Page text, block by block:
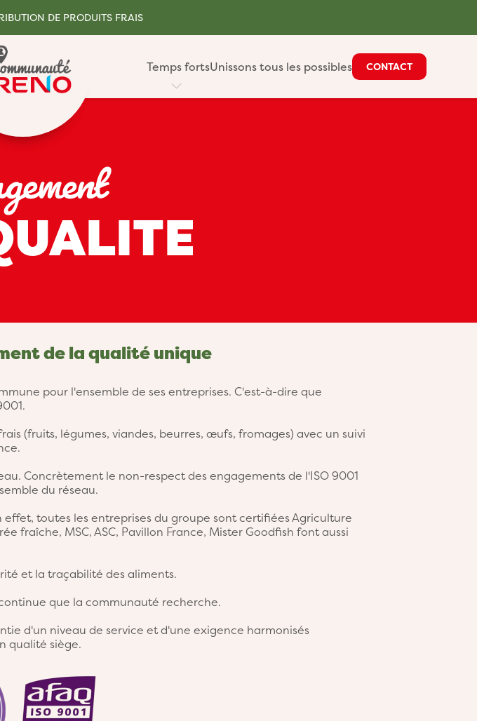
DE PRODUITS FRAIS
Temps fortsUnissons tous les possibles CONTACT
de la qualité unique
pour l'ensemble de ses entreprises. C'est-à-dire que
(fruits, légumes, viandes, beurres, œufs, fromages) avec un suivi
Concrètement le non-respect des engagements de l'ISO 9001
du réseau.
toutes les entreprises du groupe sont certifiées Agriculture
fraîche, MSC, ASC, Pavillon France, Mister Goodfish font aussi
et la traçabilité des aliments.
que la communauté recherche.
d'un niveau de service et d'une exigence harmonisés
qualité siège.